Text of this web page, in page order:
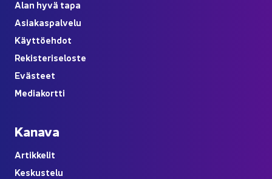
Alan hyvä tapa
Asia­kas­pal­ve­lu
Käyt­tö­eh­dot
Re­kis­te­ri­se­los­te
Eväs­teet
Me­dia­kort­ti
Ka­na­va
Ar­tik­ke­lit
Kes­kus­te­lu